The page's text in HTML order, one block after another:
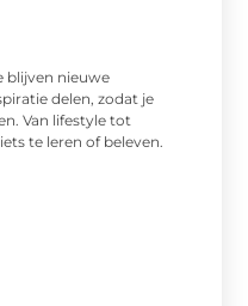
blijven nieuwe
delen, zodat je
Van lifestyle tot
te leren of beleven.